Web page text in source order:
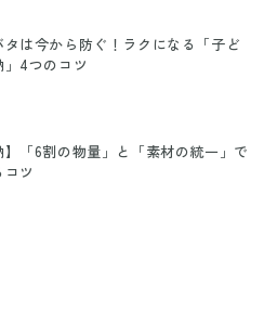
は今から防ぐ！ラクになる「子ど
」4つのコツ
】「6割の物量」と「素材の統一」で
ツ